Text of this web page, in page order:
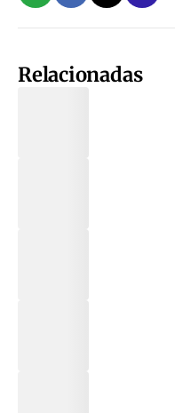
Relacionadas